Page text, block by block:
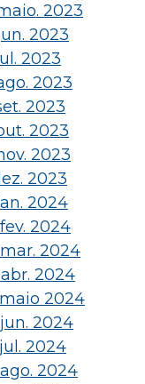
2023
2023
2023
2023
2023
2023
2023
2023
2024
2024
2024
2024
maio 2024
2024
2024
2024